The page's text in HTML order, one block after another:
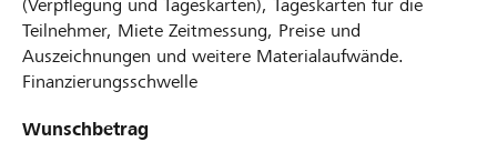
(Verpflegung und Tageskarten), Tageskarten für die
Teilnehmer, Miete Zeitmessung, Preise und
Auszeichnungen und weitere Materialaufwände.
Finanzierungsschwelle
Wunschbetrag